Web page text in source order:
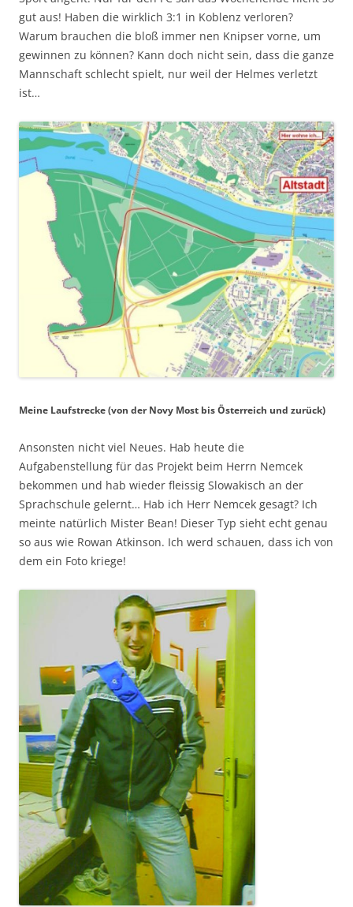
gut aus! Haben die wirklich 3:1 in Koblenz verloren?
Warum brauchen die bloß immer nen Knipser vorne, um
gewinnen zu können? Kann doch nicht sein, dass die ganze
Mannschaft schlecht spielt, nur weil der Helmes verletzt
ist…
Meine Laufstrecke (von der Novy Most bis Österreich und zurück)
Ansonsten nicht viel Neues. Hab heute die
Aufgabenstellung für das Projekt beim Herrn Nemcek
bekommen und hab wieder fleissig Slowakisch an der
Sprachschule gelernt… Hab ich Herr Nemcek gesagt? Ich
meinte natürlich Mister Bean! Dieser Typ sieht echt genau
so aus wie Rowan Atkinson. Ich werd schauen, dass ich von
dem ein Foto kriege!